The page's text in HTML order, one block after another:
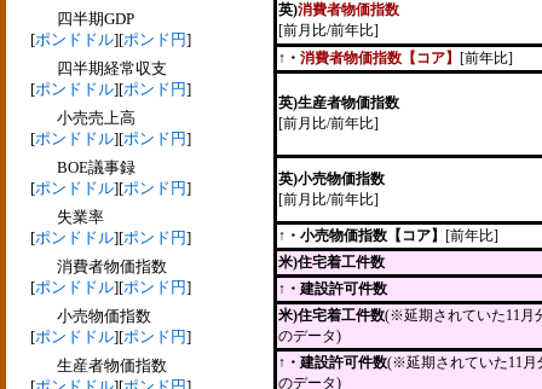
四半期GDP
[ポンドドル][ポンド円]
四半期経常収支
[ポンドドル][ポンド円]
小売売上高
[ポンドドル][ポンド円]
BOE議事録
[ポンドドル][ポンド円]
失業率
[ポンドドル][ポンド円]
消費者物価指数
[ポンドドル][ポンド円]
小売物価指数
[ポンドドル][ポンド円]
生産者物価指数
英)消費者物価指数
[前月比/前年比]
↑・ 消費者物価指数【コア】 [前年比]
英)生産者物価指数
[前月比/前年比]
英)小売物価指数
[前月比/前年比]
↑・小売物価指数【コア】 [前年比]
米)住宅着工件数
↑・建設許可件数
米)住宅着工件数(※延期されていた11月
のデータ)
↑・建設許可件数(※延期されていた11月
のデータ)